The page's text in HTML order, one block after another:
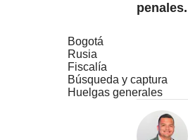
penales.
Bogotá
Rusia
Fiscalía
Búsqueda y captura
Huelgas generales